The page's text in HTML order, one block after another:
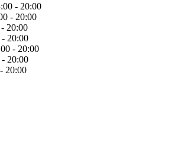
- 20:00
- 20:00
20:00
20:00
- 20:00
20:00
20:00